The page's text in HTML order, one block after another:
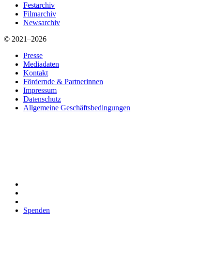
Festarchiv
Filmarchiv
Newsarchiv
© 2021–2026
Presse
Mediadaten
Kontakt
Fördernde & Partnerinnen
Impressum
Datenschutz
Allgemeine Geschäftsbedingungen
Spenden